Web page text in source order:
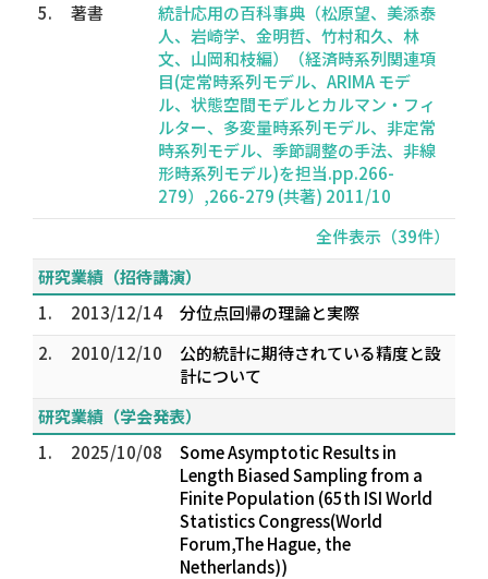
5.
著書
統計応用の百科事典（松原望、美添泰
人、岩崎学、金明哲、竹村和久、林
文、山岡和枝編）（経済時系列関連項
目(定常時系列モデル、ARIMA モデ
ル、状態空間モデルとカルマン・フィ
ルター、多変量時系列モデル、非定常
時系列モデル、季節調整の手法、非線
形時系列モデル)を担当.pp.266-
279）,266-279 (共著) 2011/10
全件表示（39件）
研究業績（招待講演）
1.
2013/12/14
分位点回帰の理論と実際
2.
2010/12/10
公的統計に期待されている精度と設
計について
研究業績（学会発表）
1.
2025/10/08
Some Asymptotic Results in
Length Biased Sampling from a
Finite Population (65th ISI World
Statistics Congress(World
Forum,The Hague, the
Netherlands))